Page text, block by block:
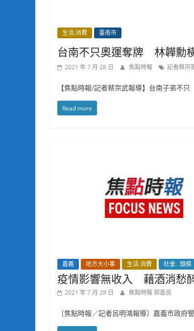
生活.消費 臺南市
台南不只奧運奪牌 林韡勳
2021 年 7 月 28 日 焦點時報 記者蔡宗
【焦點時報/記者蔡宗武報導】台南子弟不只
Read more
嘉義 地方大小事 生活.消費 社會 . 頭條
疫情影響無收入 藉酒消愁
2021 年 7 月 28 日 焦點時報 郭嘉良
〔焦點時報／記者呂明鴻報導〕嘉義市政府警